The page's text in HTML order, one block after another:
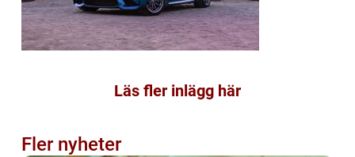
Läs fler inlägg här
Fler nyheter